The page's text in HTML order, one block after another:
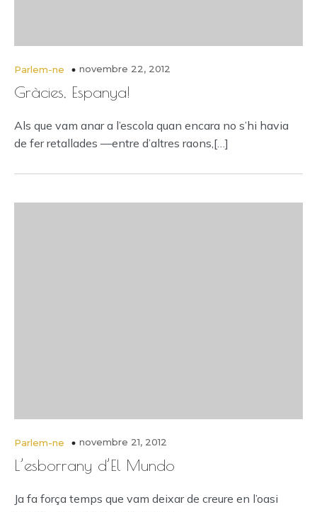
Parlem-ne novembre 22, 2012
Gràcies, Espanya!
Als que vam anar a l’escola quan encara no s’hi havia
de fer retallades —entre d’altres raons,[…]
Parlem-ne novembre 21, 2012
L’esborrany d’El Mundo
Ja fa força temps que vam deixar de creure en l’oasi